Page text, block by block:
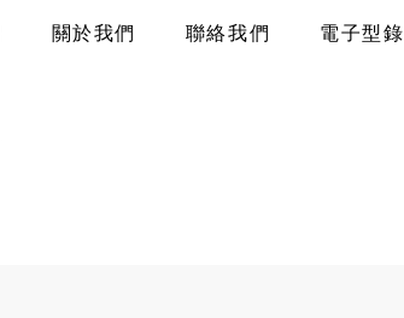
關於我們 聯絡我們 電子型錄